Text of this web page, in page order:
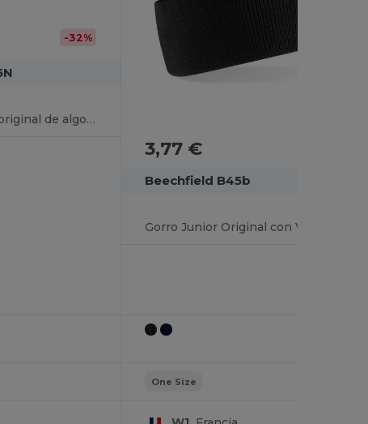
-32%
Gorro de espoleta original de algodón orgánico
3,77 €
Beechfield B45b
Gorro Junior Original con Vuelta
One Size